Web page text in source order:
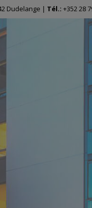
Dudelange | Tél.: +352 28